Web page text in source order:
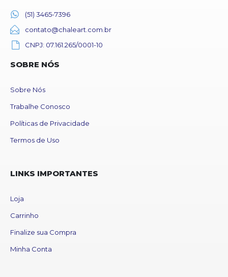
(51) 3465-7396
contato@chaleart.com.br
CNPJ: 07.161.265/0001-10
SOBRE NÓS
Sobre Nós
Trabalhe Conosco
Políticas de Privacidade
Termos de Uso
LINKS IMPORTANTES
Loja
Carrinho
Finalize sua Compra
Minha Conta